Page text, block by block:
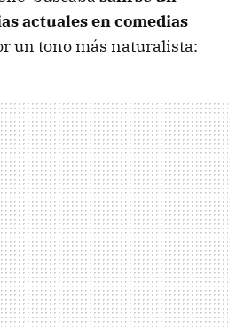
actuales en comedias
un tono más naturalista: